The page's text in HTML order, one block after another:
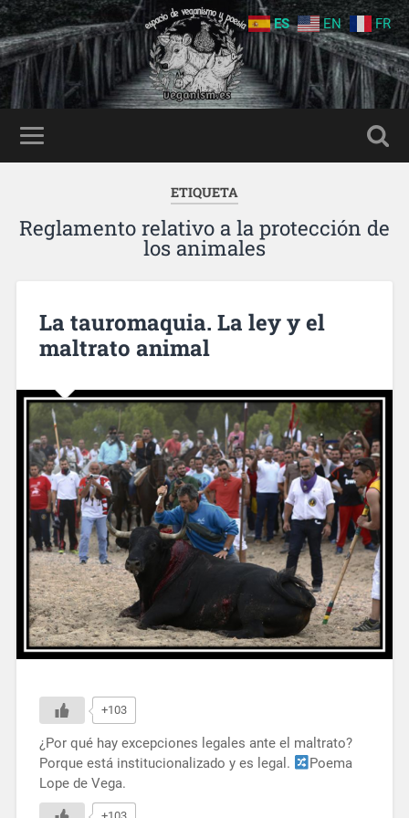
ETIQUETA
Reglamento relativo a la protección de
los animales
La tauromaquia. La ley y el
maltrato animal
+103
¿Por qué hay excepciones legales ante el maltrato?
Porque está institucionalizado y es legal.
Poema
Lope de Vega.
ES EN FR